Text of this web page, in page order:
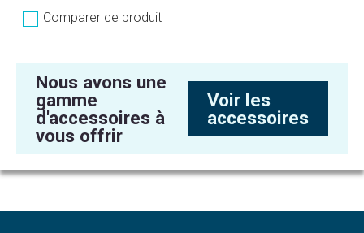
Comparer ce produit
Nous avons une
gamme
d'accessoires à
vous offrir
Voir les
accessoires